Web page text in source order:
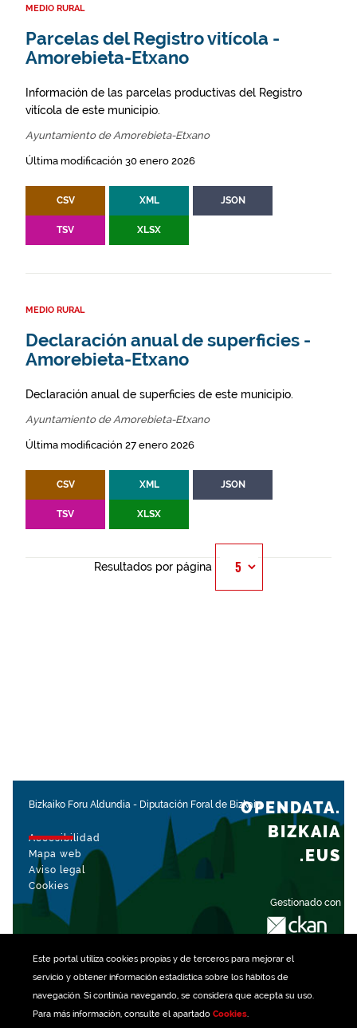
Este portal utiliza cookiespropias y de terceros para mejorar el
servicio y obtener información estadística sobre los hábitos de
navegación. Si continúa navegando, se considera que acepta su uso.
Para más información, consulte el apartado Cookies.
MEDIO RURAL
Parcelas del Registro vitícola -
Amorebieta-Etxano
Información de las parcelas productivas del Registro
vitícola de este municipio.
Ayuntamiento de Amorebieta-Etxano
Última modificación 30 enero 2026
CSV XML JSON
TSV XLSX
MEDIO RURAL
Declaración anual de superficies -
Amorebieta-Etxano
Declaración anual de superficies de este municipio.
Ayuntamiento de Amorebieta-Etxano
Última modificación 27 enero 2026
CSV XML JSON
TSV XLSX
Resultados por página
Bizkaiko Foru Aldundia - Diputación Foral de Bizkaia
Accesibilidad
Mapa web
Aviso legal
Cookies
Gestionado con
OPENDATA.
BIZKAIA
.EUS